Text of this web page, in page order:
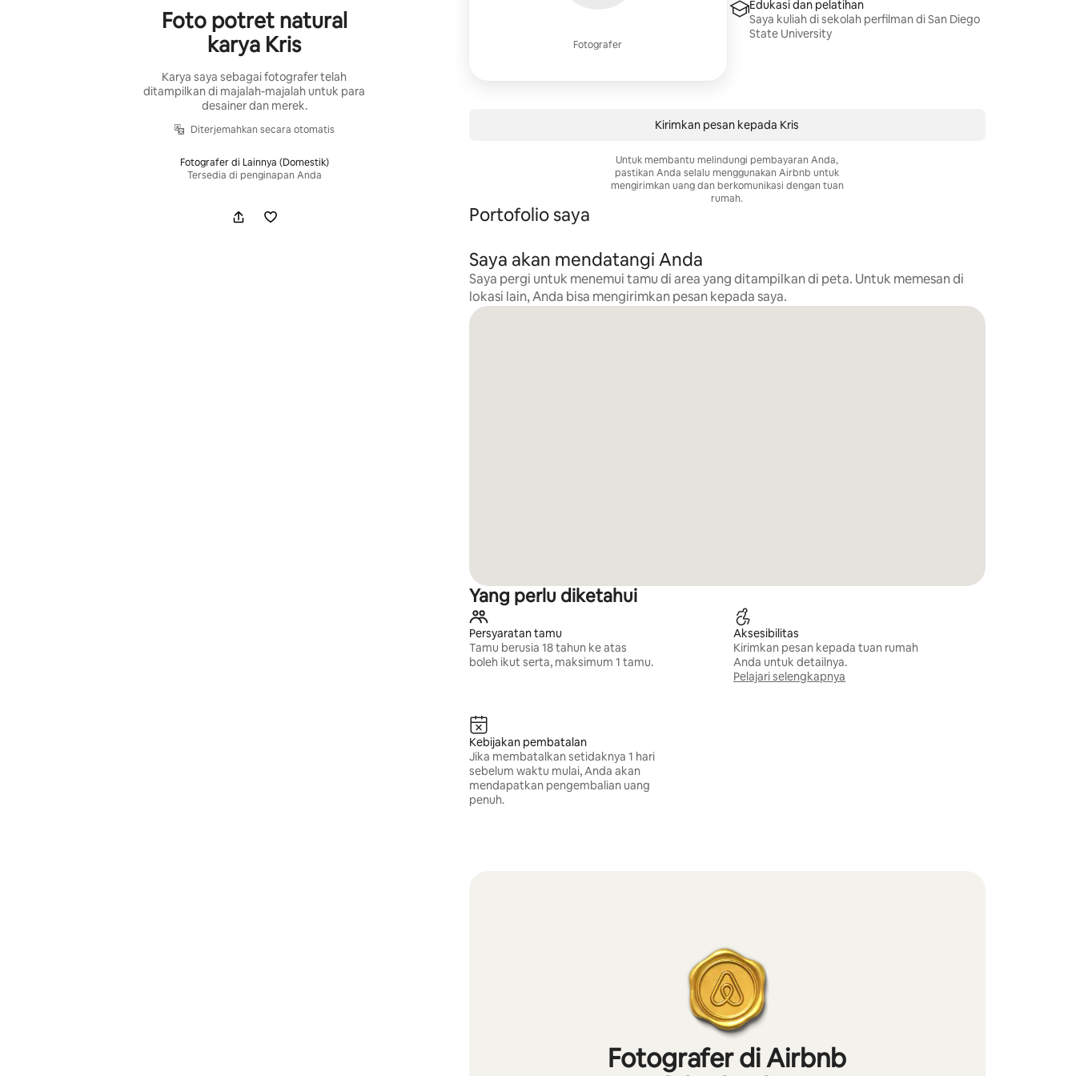
Foto potret natural
karya Kris
Karya saya sebagai fotografer telah
ditampilkan di majalah-majalah untuk para
desainer dan merek.
Diterjemahkan secara otomatis
Fotografer di Lainnya (Domestik)
Tersedia di penginapan Anda
Fotografer
Edukasi dan pelatihan
Saya kuliah di sekolah perfilman di San Diego
State University
Kirimkan pesan kepada Kris
Untuk membantu melindungi pembayaran Anda,
pastikan Anda selalu menggunakan Airbnb untuk
mengirimkan uang dan berkomunikasi dengan tuan
rumah.
Portofolio saya
Saya akan mendatangi Anda
Saya pergi untuk menemui tamu di area yang ditampilkan di peta. Untuk memesan di
lokasi lain, Anda bisa mengirimkan pesan kepada saya.
Yang perlu diketahui
Persyaratan tamu
Tamu berusia 18 tahun ke atas
boleh ikut serta, maksimum 1 tamu.
Aksesibilitas
Kirimkan pesan kepada tuan rumah
Anda untuk detailnya.
Pelajari selengkapnya
Kebijakan pembatalan
Jika membatalkan setidaknya 1 hari
sebelum waktu mulai, Anda akan
mendapatkan pengembalian uang
penuh.
Fotografer di Airbnb